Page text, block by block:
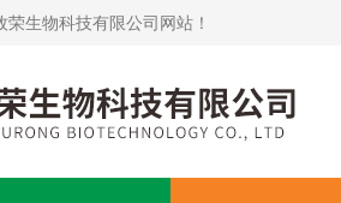
生物科技有限公司网站！